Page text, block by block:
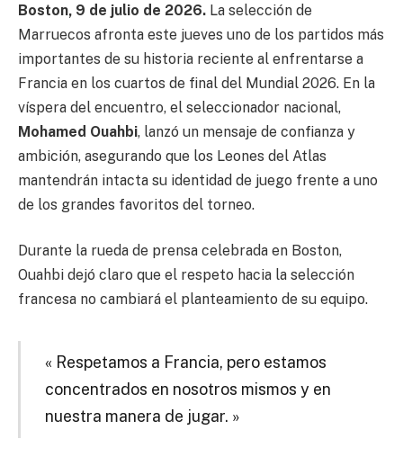
Boston, 9 de julio de 2026. La selección de
Marruecos afronta este jueves uno de los partidos más
importantes de su historia reciente al enfrentarse a
Francia en los cuartos de final del Mundial 2026. En la
víspera del encuentro, el seleccionador nacional,
Mohamed Ouahbi, lanzó un mensaje de confianza y
ambición, asegurando que los Leones del Atlas
mantendrán intacta su identidad de juego frente a uno
de los grandes favoritos del torneo.
Durante la rueda de prensa celebrada en Boston,
Ouahbi dejó claro que el respeto hacia la selección
francesa no cambiará el planteamiento de su equipo.
« Respetamos a Francia, pero estamos
concentrados en nosotros mismos y en
nuestra manera de jugar. »